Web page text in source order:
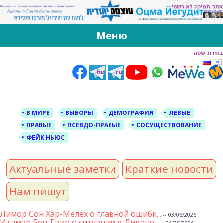
За Оцма Йегудит
עוצמה יהודית ברוסית ובעברית
Меню
В МИРЕ ВЫБОРЫ ДЕМОГРАФИЯ
ЛЕВЫЕ
ПРАВЫЕ
ПСЕВДО-ПРАВЫЕ
СОСУЩЕСТВОВАНИЕ
ФЕЙК НЬЮС
Актуальные заметки
Краткие новости
Нам пишут
Лимор Сон Хар-Мелех о главной ошибк... -- 03/06/2026